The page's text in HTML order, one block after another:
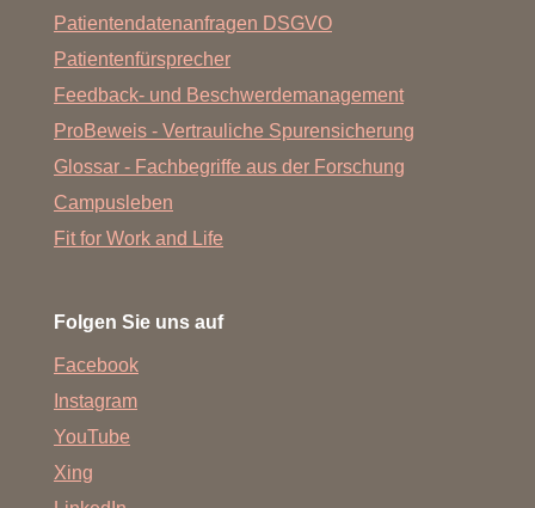
Patientendatenanfragen DSGVO
Patientenfürsprecher
Feedback- und Beschwerdemanagement
ProBeweis - Vertrauliche Spurensicherung
Glossar - Fachbegriffe aus der Forschung
Campusleben
Fit for Work and Life
Folgen Sie uns auf
Facebook
Instagram
YouTube
Xing